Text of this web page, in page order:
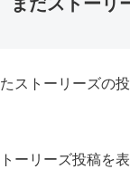
ストーリーズの
ーリーズ投稿を